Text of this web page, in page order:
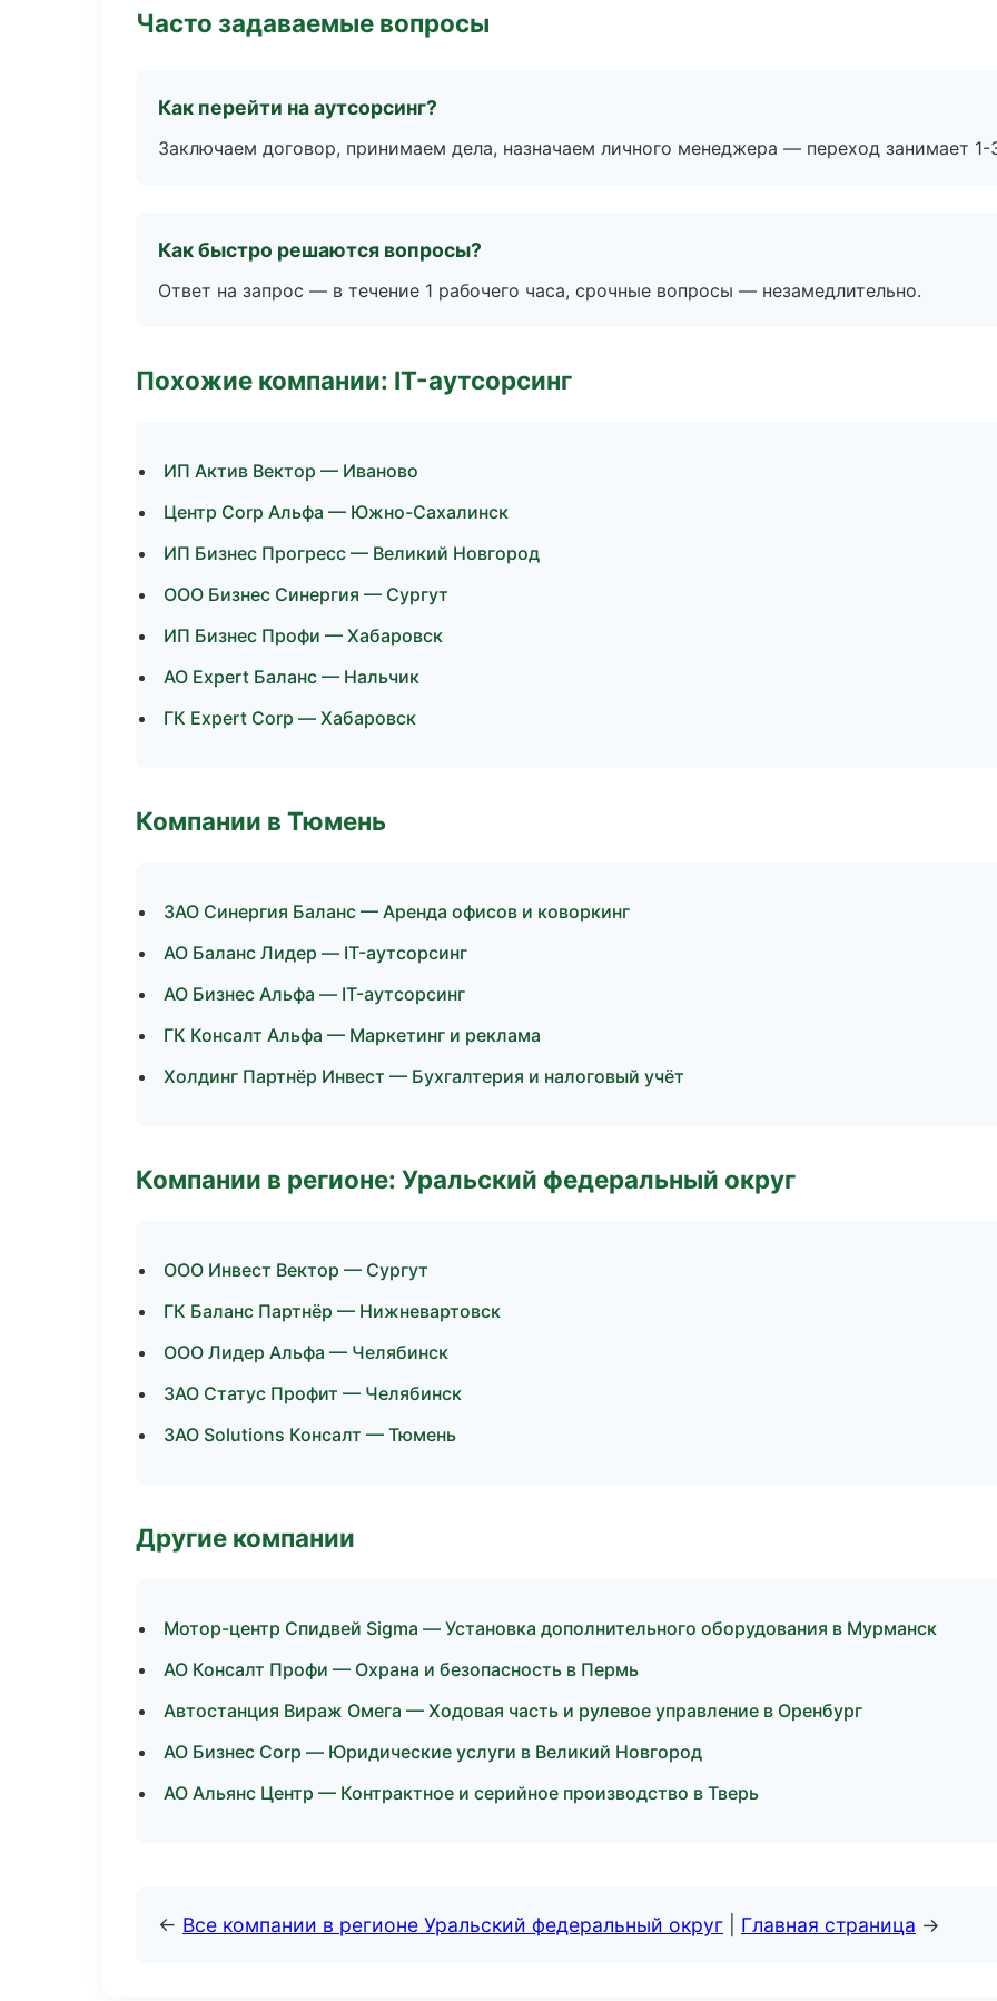
Часто задаваемые вопросы
Как перейти на аутсорсинг?
Заключаем договор, принимаем дела, назначаем личного менеджера — переход занимает 1-
Как быстро решаются вопросы?
Ответ на запрос — в течение 1 рабочего часа, срочные вопросы — незамедлительно.
Похожие компании: IT-аутсорсинг
ИП Актив Вектор — Иваново
Центр Corp Альфа — Южно-Сахалинск
ИП Бизнес Прогресс — Великий Новгород
ООО Бизнес Синергия — Сургут
ИП Бизнес Профи — Хабаровск
АО Expert Баланс — Нальчик
ГК Expert Corp — Хабаровск
Компании в Тюмень
ЗАО Синергия Баланс — Аренда офисов и коворкинг
АО Баланс Лидер — IT-аутсорсинг
АО Бизнес Альфа — IT-аутсорсинг
ГК Консалт Альфа — Маркетинг и реклама
Холдинг Партнёр Инвест — Бухгалтерия и налоговый учёт
Компании в регионе: Уральский федеральный округ
ООО Инвест Вектор — Сургут
ГК Баланс Партнёр — Нижневартовск
ООО Лидер Альфа — Челябинск
ЗАО Статус Профит — Челябинск
ЗАО Solutions Консалт — Тюмень
Другие компании
Мотор-центр Спидвей Sigma — Установка дополнительного оборудования в Мурманск
АО Консалт Профи — Охрана и безопасность в Пермь
Автостанция Вираж Омега — Ходовая часть и рулевое управление в Оренбург
АО Бизнес Corp — Юридические услуги в Великий Новгород
АО Альянс Центр — Контрактное и серийное производство в Тверь
← Все компании в регионе Уральский федеральный округ Главная страница →